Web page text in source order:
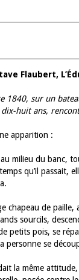
Flaubert,
1840, sur un
huit ans,
apparition :
au milieu du banc,
qu’il passait,
chapeau de
sourcils,
petits pois, se
personne se
la même